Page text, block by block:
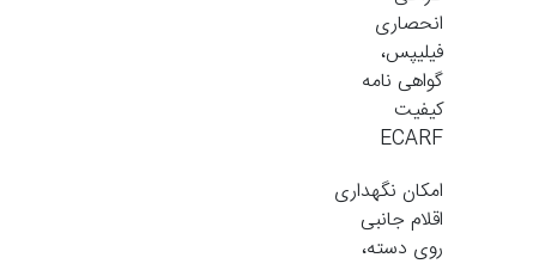
انحصاری
فیلیپس،
گواهی نامه
کیفیت
ECARF
امکان نگهداری
اقلام جانبی
روی دسته،